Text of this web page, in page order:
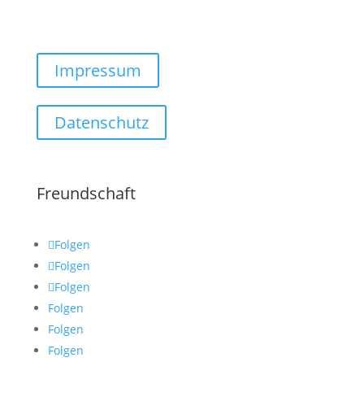
Impressum
Datenschutz
Freundschaft
Folgen
Folgen
Folgen
Folgen
Folgen
Folgen